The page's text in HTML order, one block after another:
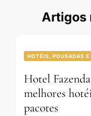
Artigos
HOTÉIS, POUSADAS E
Hotel
melhores
pacotes